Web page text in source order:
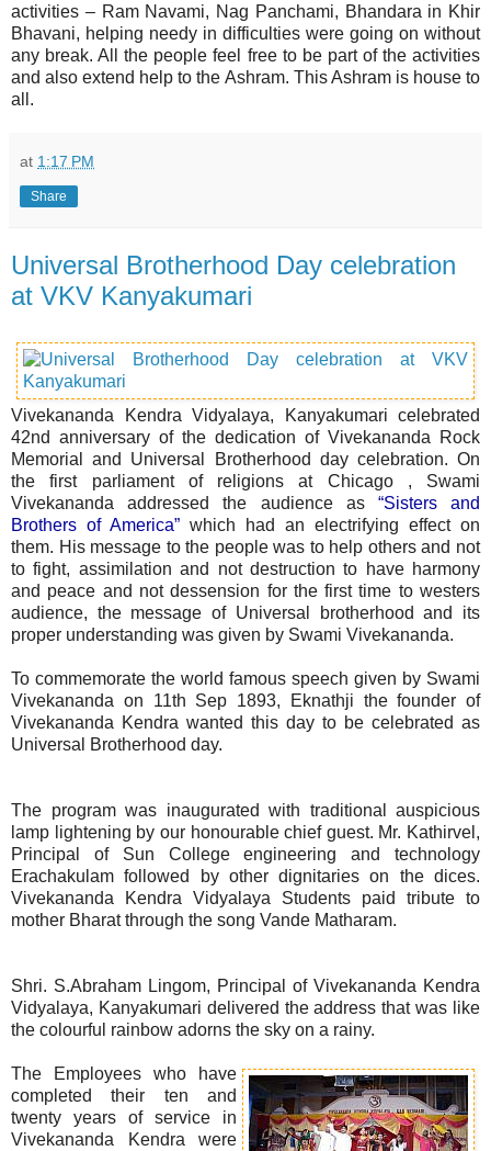
activities – Ram Navami, Nag Panchami, Bhandara in Khir
Bhavani, helping needy in difficulties were going on without
any break. All the people feel free to be part of the activities
and also extend help to the Ashram. This Ashram is house to
all.
at 1:17 PM
Share
Universal Brotherhood Day celebration
at VKV Kanyakumari
Vivekananda Kendra Vidyalaya, Kanyakumari celebrated
42nd anniversary of the dedication of Vivekananda Rock
Memorial and Universal Brotherhood day celebration. On
the first parliament of religions at Chicago , Swami
Vivekananda addressed the audience as “Sisters and
Brothers of America” which had an electrifying effect on
them. His message to the people was to help others and not
to fight, assimilation and not destruction to have harmony
and peace and not dessension for the first time to westers
audience, the message of Universal brotherhood and its
proper understanding was given by Swami Vivekananda.
To commemorate the world famous speech given by Swami
Vivekananda on 11th Sep 1893, Eknathji the founder of
Vivekananda Kendra wanted this day to be celebrated as
Universal Brotherhood day.
The program was inaugurated with traditional auspicious
lamp lightening by our honourable chief guest. Mr. Kathirvel,
Principal of Sun College engineering and technology
Erachakulam followed by other dignitaries on the dices.
Vivekananda Kendra Vidyalaya Students paid tribute to
mother Bharat through the song Vande Matharam.
Shri. S.Abraham Lingom, Principal of Vivekananda Kendra
Vidyalaya, Kanyakumari delivered the address that was like
the colourful rainbow adorns the sky on a rainy.
The Employees who have
completed their ten and
twenty years of service in
Vivekananda Kendra were